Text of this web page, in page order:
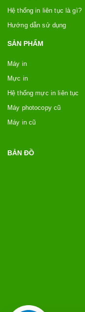
Hệ thống in liên tục là gì?
Hướng dẫn sử dụng
SẢN PHẨM
Máy in
Mực in
Hệ thống mực in liên tục
Máy photocopy cũ
Máy in cũ
BẢN ĐỒ